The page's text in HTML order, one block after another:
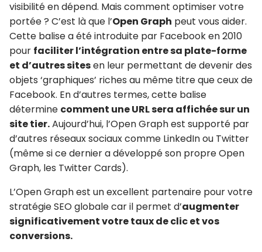
visibilité en dépend. Mais comment optimiser votre
portée ? C’est là que l’Open Graph peut vous aider.
Cette balise a été introduite par Facebook en 2010
pour faciliter l’intégration entre sa plate-forme
et d’autres sitesen leur permettant de devenir des
objets ‘graphiques’ riches au même titre que ceux de
Facebook. En d’autres termes, cette balise
détermine comment une URL sera affichée sur un
site tier.Aujourd’hui, l’Open Graph est supporté par
d’autres réseaux sociaux comme LinkedIn ou Twitter
(même si ce dernier a développé son propre Open
Graph, les Twitter Cards).
L’Open Graph est un excellent partenaire pour votre
stratégie SEO globale car il permet d’augmenter
significativement votre taux de clic et vos
conversions.